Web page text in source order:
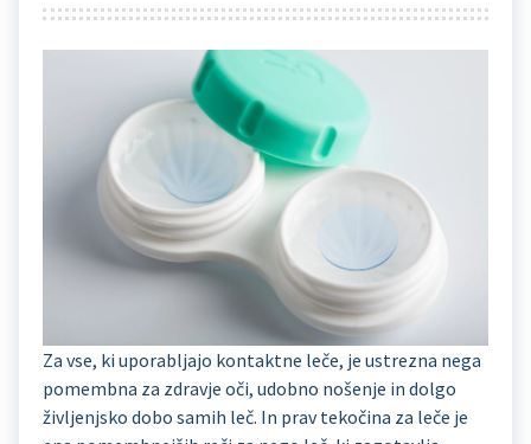
Za vse, ki uporabljajo kontaktne leče, je ustrezna nega
pomembna za zdravje oči, udobno nošenje in dolgo
življenjsko dobo samih leč. In prav tekočina za leče je